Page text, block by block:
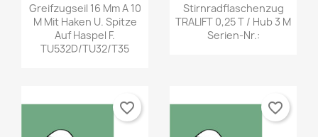
Greifzugseil 16 Mm A 10
M Mit Haken U. Spitze
Auf Haspel F.
TU532D/TU32/T35
Stirnradflaschenzug
TRALIFT 0,25 T / Hub 3 M
Serien-Nr.:
favorite_border favorite_border